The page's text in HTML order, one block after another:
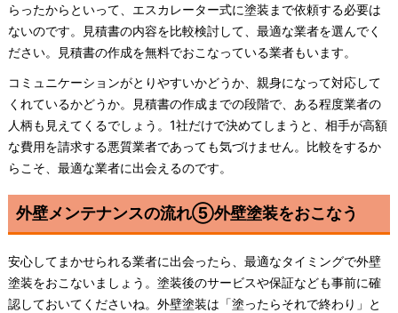
らったからといって、エスカレーター式に塗装まで依頼する必要は
ないのです。見積書の内容を比較検討して、最適な業者を選んでく
ださい。見積書の作成を無料でおこなっている業者もいます。
コミュニケーションがとりやすいかどうか、親身になって対応して
くれているかどうか。見積書の作成までの段階で、ある程度業者の
人柄も見えてくるでしょう。1社だけで決めてしまうと、相手が高額
な費用を請求する悪質業者であっても気づけません。比較をするか
らこそ、最適な業者に出会えるのです。
外壁メンテナンスの流れ⑤外壁塗装をおこなう
安心してまかせられる業者に出会ったら、最適なタイミングで外壁
塗装をおこないましょう。塗装後のサービスや保証なども事前に確
認しておいてくださいね。外壁塗装は「塗ったらそれで終わり」と